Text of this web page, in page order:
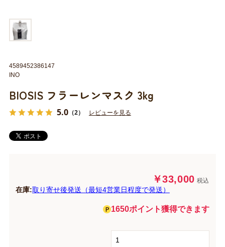
BIOSIS フラーレンマスク 3kg
5.0（2） レビューを見る
￥33,000 税込
在庫:取り寄せ後発送（最短4営業日程度で発送）
1650ポイント獲得できます
4589452386147
INO